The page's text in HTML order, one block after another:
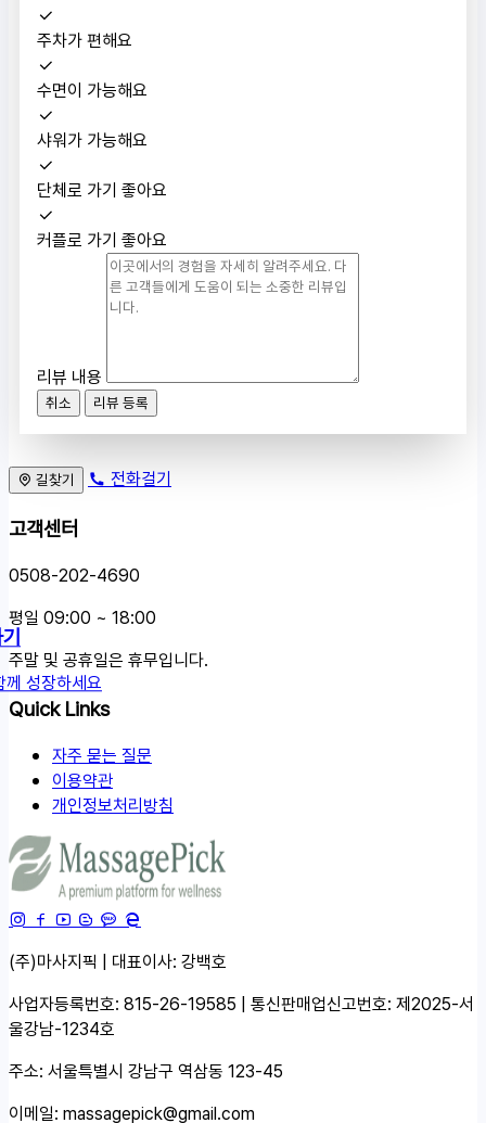
주차가 편해요
수면이 가능해요
샤워가 가능해요
단체로 가기 좋아요
커플로 가기 좋아요
리뷰 내용
취소 리뷰 등록
길찾기 전화걸기
고객센터
0508-202-4690
평일 09:00 ~ 18:00
주말 및 공휴일은 휴무입니다.
Quick Links
자주 묻는 질문
이용약관
개인정보처리방침
(주)마사지픽 | 대표이사: 강백호
사업자등록번호: 815-26-19585 | 통신판매업신고번호: 제2025-서
울강남-1234호
주소: 서울특별시 강남구 역삼동 123-45
이메일: massagepick@gmail.com
성장하세요